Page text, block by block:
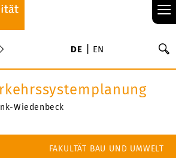
≡
DE EN
Wiedenbeck
FAKULTÄT BAU UND UMWELT